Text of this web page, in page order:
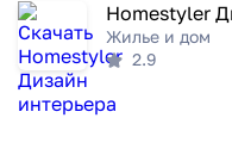
Жилье и дом
2.9